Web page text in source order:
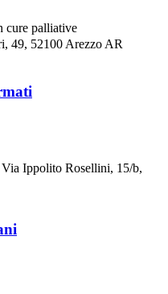
cure palliative
49, 52100 Arezzo AR
Via Ippolito Rosellini, 15/b,